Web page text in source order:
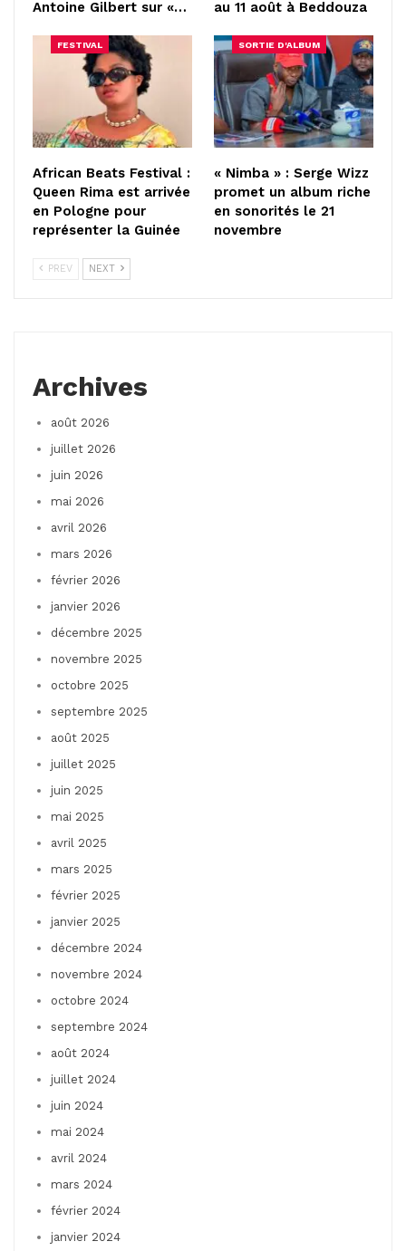
Antoine Gilbert sur «… au 11 août à Beddouza
FESTIVAL
African Beats Festival :
Queen Rima est arrivée
en Pologne pour
représenter la Guinée
SORTIE D'ALBUM
« Nimba » : Serge Wizz
promet un album riche
en sonorités le 21
novembre
PREV NEXT
Archives
août 2026
juillet 2026
juin 2026
mai 2026
avril 2026
mars 2026
février 2026
janvier 2026
décembre 2025
novembre 2025
octobre 2025
septembre 2025
août 2025
juillet 2025
juin 2025
mai 2025
avril 2025
mars 2025
février 2025
janvier 2025
décembre 2024
novembre 2024
octobre 2024
septembre 2024
août 2024
juillet 2024
juin 2024
mai 2024
avril 2024
mars 2024
février 2024
janvier 2024